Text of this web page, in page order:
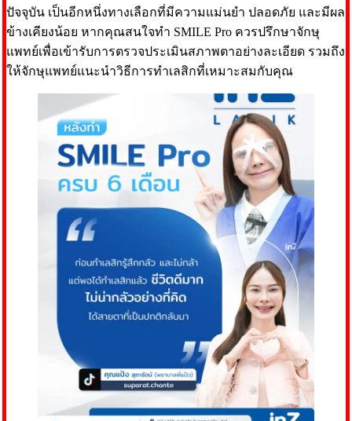
ปัจจุบัน เป็นอีกหนึ่งทางเลือกที่มีความแม่นยำ ปลอดภัย และมีผล
ข้างเคียงน้อย หากคุณสนใจทำ SMILE Pro ควรปรึกษาจักษุ
แพทย์เพื่อเข้ารับการตรวจประเมินสภาพตาอย่างละเอียด รวมถึง
ให้จักษุแพทย์แนะนำวิธีการทำเลสิกที่เหมาะสมกับคุณ